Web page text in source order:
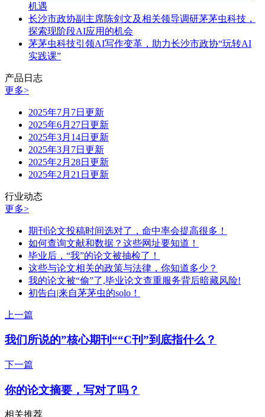
机遇
长沙市政协副主席陈剑文及相关领导调研茅茅虫科技，
探索现阶段AI应用的机会
茅茅虫科技引领AI写作变革，助力长沙市政协“玩转AI
实践课”
产品日志
更多>
2025年7月7日更新
2025年6月27日更新
2025年3月14日更新
2025年3月7日更新
2025年2月28日更新
2025年2月21日更新
行业动态
更多>
期刊论文投稿时间选对了，命中率会提高很多！
如何查询文献和数据？这些网址要知道！
毕业后，“我”的论文被抽检了！
这些与论文相关的政策与法律，你知道多少？
我的论文被“偷”了,毕业论文查重服务背后暗藏风险!
初告白|来自茅茅虫的solo！
上一篇
我们所说的”核心期刊““C刊”到底指什么？
下一篇
你的论文摘要，写对了吗？
相关推荐